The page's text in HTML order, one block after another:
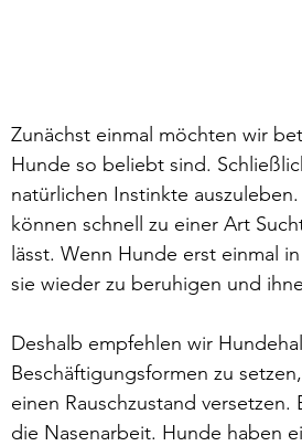
Zunächst einmal möchten wir
Hunde so beliebt sind.
natürlichen Instinkte
können schnell zu einer Art
lässt. Wenn Hunde erst einmal
sie wieder zu beruhigen und
Deshalb empfehlen wir
Beschäftigungsformen zu
einen Rauschzustand
die Nasenarbeit. Hunde haben